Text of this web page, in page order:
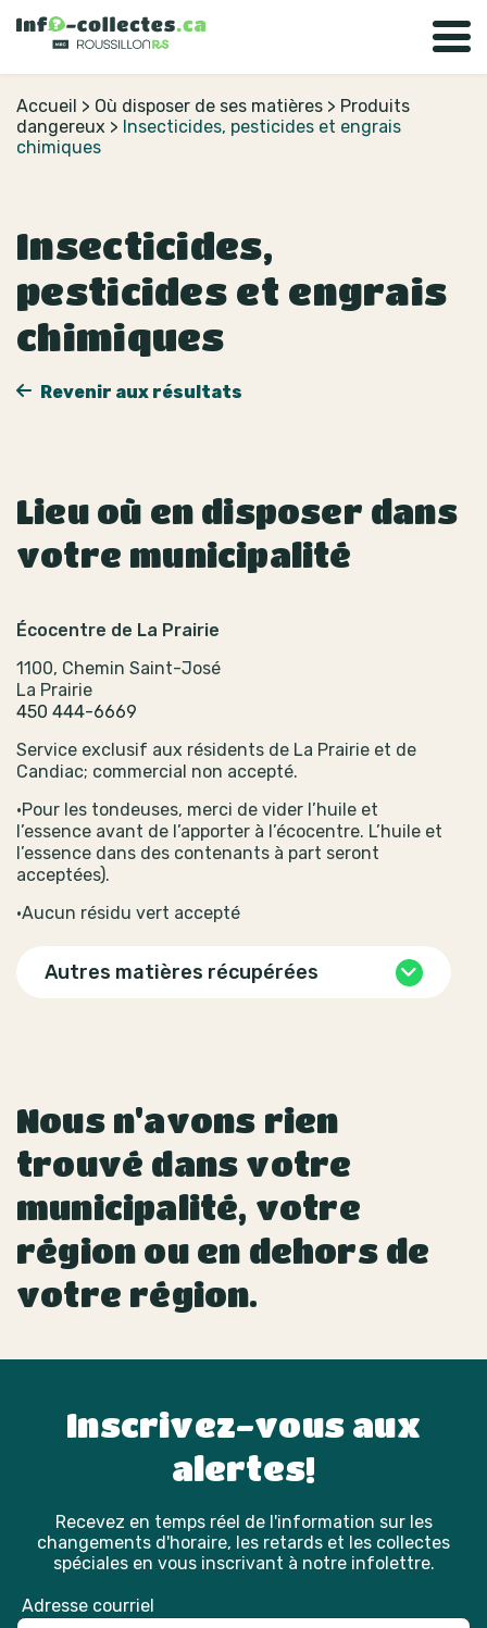
Accueil > Où disposer de ses matières > Produits
dangereux > Insecticides, pesticides et engrais
chimiques
Insecticides,
pesticides et engrais
chimiques
Revenir aux résultats
Lieu où en disposer dans
votre municipalité
Écocentre de La Prairie
1100, Chemin Saint-José
La Prairie
450 444-6669
Service exclusif aux résidents de La Prairie et de
Candiac; commercial non accepté.
•Pour les tondeuses, merci de vider l’huile et
l’essence avant de l’apporter à l’écocentre. L’huile et
l’essence dans des contenants à part seront
acceptées).
•Aucun résidu vert accepté
Autres matières récupérées
Nous n'avons rien
trouvé dans votre
municipalité, votre
région ou en dehors de
votre région.
Inscrivez-vous aux
alertes!
Recevez en temps réel de l'information sur les
changements d'horaire, les retards et les collectes
spéciales en vous inscrivant à notre infolettre.
Adresse courriel